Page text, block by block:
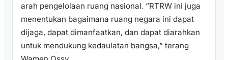
arah pengelolaan ruang nasional. “RTRW ini juga
menentukan bagaimana ruang negara ini dapat
dijaga, dapat dimanfaatkan, dan dapat diarahkan
untuk mendukung kedaulatan bangsa,” terang